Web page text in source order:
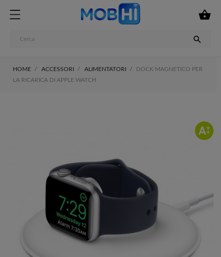


HOME ACCESSORI ALIMENTATORI
DOCK MAGNETICO PER
LA RICARICA DI APPLE WATCH